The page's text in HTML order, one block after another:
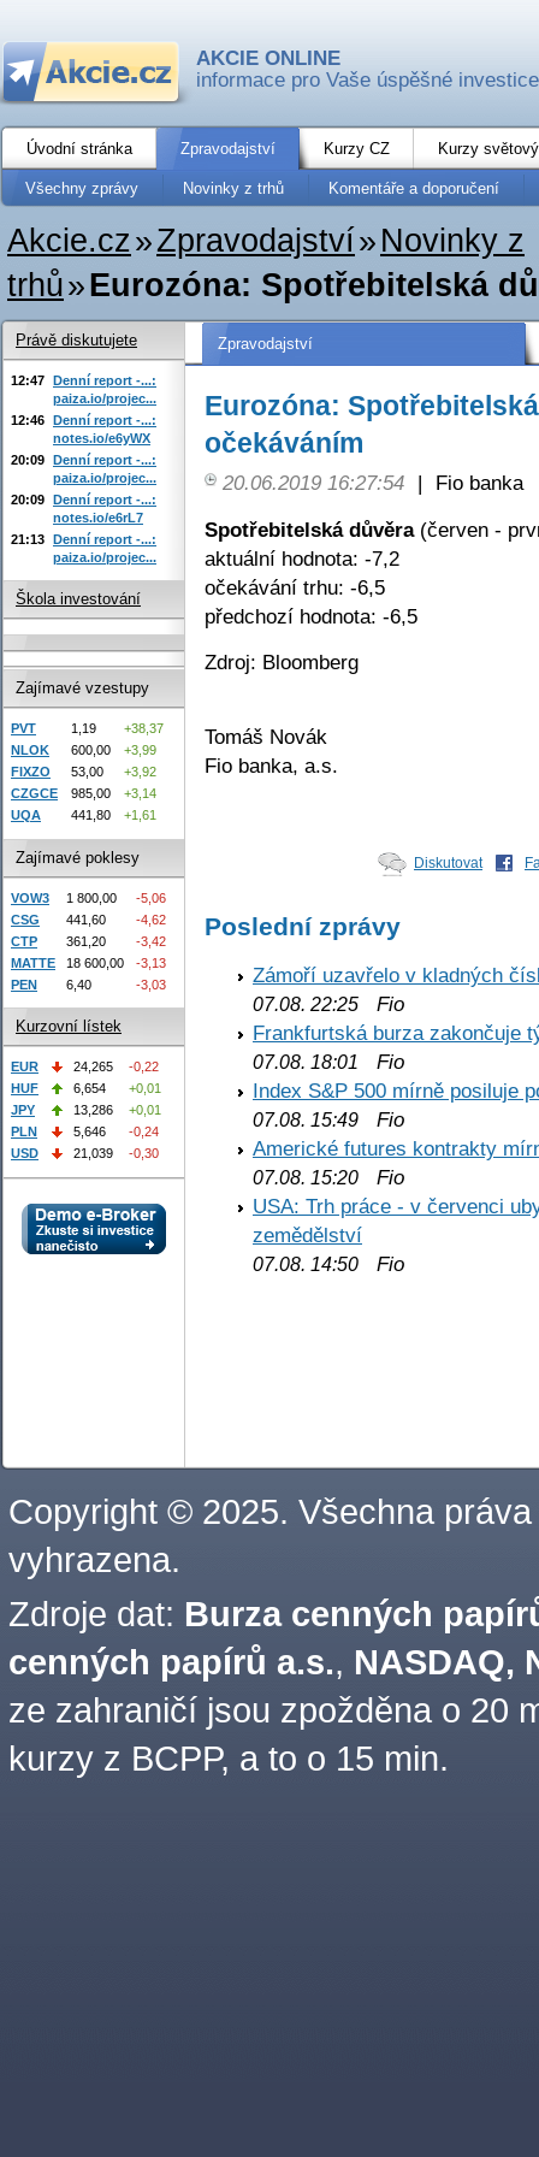
AKCIE ONLINE
informace pro Vaše úspěšné investice
Úvodní stránka Zpravodajství Kurzy CZ Kurzy
Všechny zprávy Novinky z trhů Komentáře a doporučení
Akcie.cz»Zpravodajství» Novinky z
trhů»Eurozóna: Spotřebitelská
Zpravodajství
Eurozóna:
očekáváním
20.06.2019 16:27:54 |
Fio banka
Spotřebitelská důvěra(červen -
aktuální hodnota: -7,2
očekávání trhu: -6,5
předchozí hodnota: -6,5
Zdroj: Bloomberg
Tomáš Novák
Fio banka, a.s.
Diskutovat
Poslední zprávy
Zámoří uzavřelo v kladných
07.08. 22:25 Fio
Frankfurtská burza zakončuje
07.08. 18:01
Fio
Index S&P 500 mírně posiluje
07.08. 15:49 Fio
Americké futures kontrakty
07.08. 15:20 Fio
USA: Trh práce - v červenci
zemědělství
07.08. 14:50 Fio
Právě diskutujete
12:47 Denní report -...:
paiza.io/projec...
12:46 Denní report -...:
notes.io/e6yWX
20:09 Denní report -...:
paiza.io/projec...
20:09 Denní report -...:
notes.io/e6rL7
21:13 Denní report -...:
paiza.io/projec...
Škola investování
Zajímavé vzestupy
PVT 1,19
+38,37
NLOK
600,00
+3,99
FIXZO
53,00
+3,92
CZGCE
985,00
+3,14
UQA
441,80 +1,61
Zajímavé poklesy
VOW3 1 800,00
-5,06
CSG
441,60
-4,62
CTP
361,20
-3,42
MATTE
18 600,00
-3,13
PEN
6,40 -3,03
Kurzovní lístek
EUR 24,265
-0,22
HUF
6,654
+0,01
JPY
13,286
+0,01
PLN
5,646
-0,24
USD
21,039 -0,30
Copyright © 2025. Všechna práva
vyhrazena.
Zdroje dat: Burza cenných
cenných papírů a.s., NASDAQ,
ze zahraničí jsou zpožděna o 20
kurzy z BCPP, a to o 15 min.